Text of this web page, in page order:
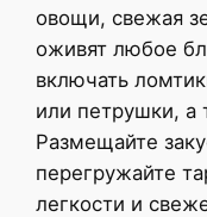
овощи, свежая
оживят любое
включать
или петрушки, а
Размещайте
перегружайте
легкости и